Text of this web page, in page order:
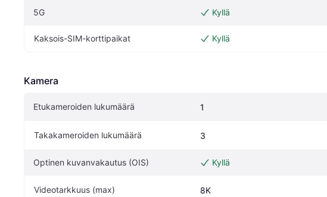
5G Kyllä
Kaksois-SIM-korttipaikat Kyllä
Kamera
Etukameroiden lukumäärä 1
Takakameroiden lukumäärä 3
Optinen kuvanvakautus (OIS) Kyllä
Videotarkkuus (max) 8K